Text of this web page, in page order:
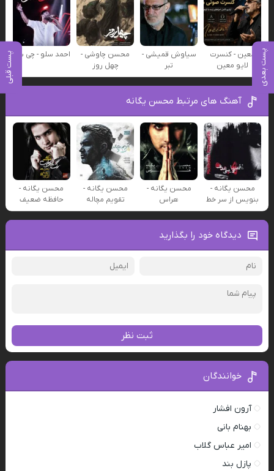
پست بعدی پست قبلی
معین - کنسرت
لایو معین
سیاوش قمیشی -
تبر
محسن چاوشی -
چهل روز
احمد سلو - چی شد
آهنگ های مرتبط محسن یگانه
محسن یگانه -
بنویس از سر خط
محسن یگانه -
هراس
محسن یگانه -
تقویم مچاله
محسن یگانه -
حافظه ضعیف
دیدگاه خود را بگذارید
ثبت نظر
خوانندگان
آرون افشار
بهنام بانی
امیر عباس گلاب
پازل بند